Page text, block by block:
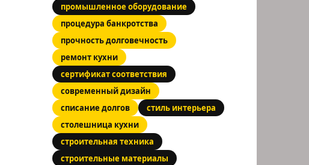
промышленное оборудование
процедура банкротства
прочность долговечность
ремонт кухни
сертификат соответствия
современный дизайн
списание долгов
стиль интерьера
столешница кухни
строительная техника
строительные материалы